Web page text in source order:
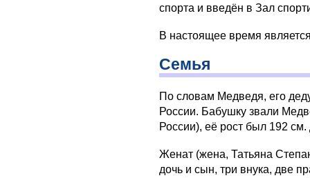
спорта и введён в Зал
В настоящее время
Семья
По словам Медведя, его
России. Бабушку звали
России), её рост был 192
Женат (жена, Татьяна
дочь и сын, три внука, две